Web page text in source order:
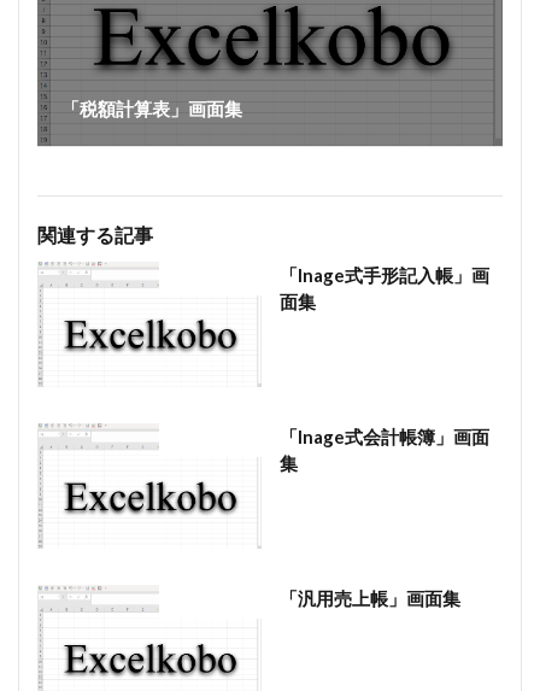
「税額計算表」画面集
関連する記事
「Inage式手形記入帳」画
面集
「Inage式会計帳簿」画面
集
「汎用売上帳」画面集